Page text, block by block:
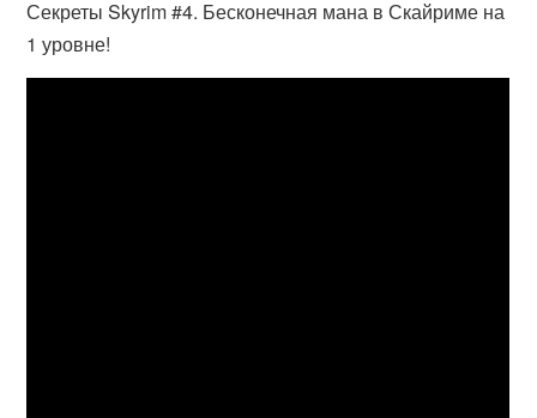
Секреты Skyrim #4. Бесконечная мана в Скайриме на
1 уровне!